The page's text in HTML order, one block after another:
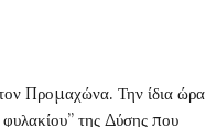
Προμαχώνα. Την ίδια ώρα
της Δύσης που